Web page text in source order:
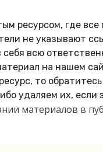
ресурсом, где
не указывают
всю
на нашем
то
удаляем их, если
материалов в